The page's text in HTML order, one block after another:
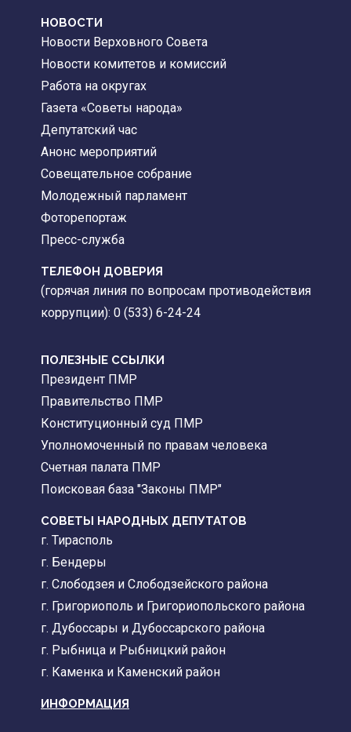
НОВОСТИ
Новости Верховного Совета
Новости комитетов и комиссий
Работа на округах
Газета «Советы народа»
Депутатский час
Анонс мероприятий
Совещательное собрание
Молодежный парламент
Фоторепортаж
Пресс-служба
ТЕЛЕФОН ДОВЕРИЯ
(горячая линия по вопросам противодействия
коррупции): 0 (533) 6-24-24
ПОЛЕЗНЫЕ ССЫЛКИ
Президент ПМР
Правительство ПМР
Конституционный суд ПМР
Уполномоченный по правам человека
Счетная палата ПМР
Поисковая база "Законы ПМР"
СОВЕТЫ НАРОДНЫХ ДЕПУТАТОВ
г. Тирасполь
г. Бендеры
г. Слободзея и Слободзейского района
г. Григориополь и Григориопольского района
г. Дубоссары и Дубоссарского района
г. Рыбница и Рыбницкий район
г. Каменка и Каменский район
ИНФОРМАЦИЯ